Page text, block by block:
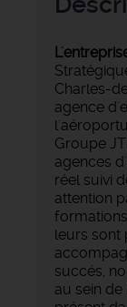
Charles-
agence
Groupe
agences
réel suivi
attention
leurs sont
succés,
au sein de